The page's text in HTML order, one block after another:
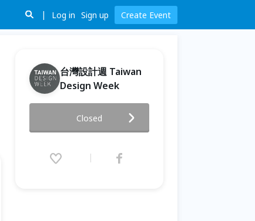
Log in Sign up Create Event
台灣設計週 Taiwan
Design Week
Innovations and Challenges
in Enterprise AI
2024.12.15 (Sun) 14:00 - 16:00
Closed